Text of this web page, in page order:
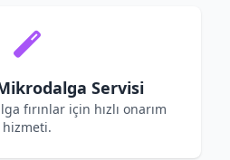
Servisi
fırınlar için hızlı onarım
hizmeti.